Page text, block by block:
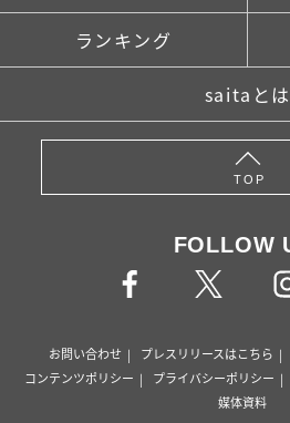
ランキング
saitaとは
TOP
FOLLOW
お問い合わせ プレスリリースはこちら
コンテンツポリシー
プライバシーポリシー
媒体資料